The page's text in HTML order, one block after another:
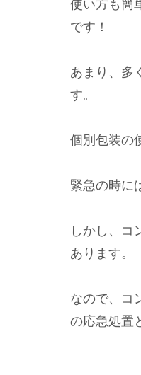
使い方も簡
です！
あまり、多
す。
個別包装の
緊急の時に
しかし、コ
あります。
なので、コ
の応急処置